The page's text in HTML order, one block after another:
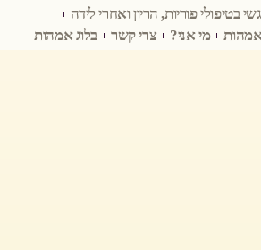
בטיפולי פוריות, הריון ואחרי לידה
מי אני? צרי קשר בלוג אמהות